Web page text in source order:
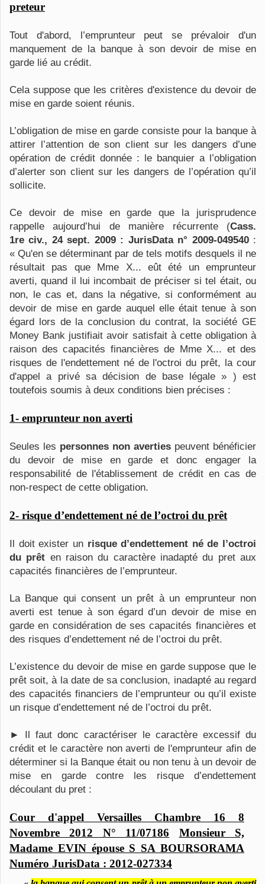
preteur
Tout d'abord, l’emprunteur peut se prévaloir d'un
manquement de la banque à son devoir de mise en
garde lié au crédit.
Cela suppose que les critères d'existence du devoir de
mise en garde soient réunis.
L’obligation de mise en garde consiste pour la banque à
attirer l’attention de son client sur les dangers d’une
opération de crédit donnée : le banquier a l’obligation
d’alerter son client sur les dangers de l’opération qu’il
sollicite.
Ce devoir de mise en garde que la jurisprudence
rappelle aujourd’hui de manière récurrente (Cass.
1re civ., 24 sept. 2009 : JurisData n° 2009-049540:
« Qu'en se déterminant par de tels motifs desquels il ne
résultait pas que Mme X... eût été un emprunteur
averti, quand il lui incombait de préciser si tel était, ou
non, le cas et, dans la négative, si conformément au
devoir de mise en garde auquel elle était tenue à son
égard lors de la conclusion du contrat, la société GE
Money Bank justifiait avoir satisfait à cette obligation à
raison des capacités financières de Mme X... et des
risques de l'endettement né de l'octroi du prêt, la cour
d'appel a privé sa décision de base légale » ) est
toutefois soumis à deux conditions bien précises :
1- emprunteur non averti
Seules les personnes non averties peuvent bénéficier
du devoir de mise en garde et donc engager la
responsabilité de l'établissement de crédit en cas de
non-respect de cette obligation.
2- risque d’endettement né de l’octroi du prêt
Il doit exister un risque d’endettement né de l’octroi
du prêt en raison du caractère inadapté du pret aux
capacités financières de l’emprunteur.
La Banque qui consent un prêt à un emprunteur non
averti est tenue à son égard d’un devoir de mise en
garde en considération de ses capacités financières et
des risques d’endettement né de l’octroi du prêt.
L’existence du devoir de mise en garde suppose que le
prêt soit, à la date de sa conclusion, inadapté au regard
des capacités financiers de l’emprunteur ou qu’il existe
un risque d’endettement né de l’octroi du prêt.
► Il faut donc caractériser le caractère excessif du
crédit et le caractère non averti de l'emprunteur afin de
déterminer si la Banque était ou non tenu à un devoir de
mise en garde contre les risque d’endettement
découlant du pret :
Cour d'appel Versailles Chambre 16 8
Novembre 2012 N° 11/07186
Monsieur S,
Madame EVIN épouse S SA BOURSORAMA
Numéro JurisData : 2012-027334